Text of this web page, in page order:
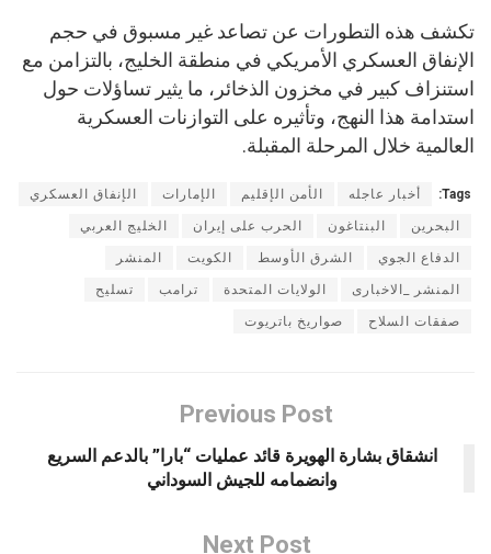
تكشف هذه التطورات عن تصاعد غير مسبوق في حجم
الإنفاق العسكري الأمريكي في منطقة الخليج، بالتزامن مع
استنزاف كبير في مخزون الذخائر، ما يثير تساؤلات حول
استدامة هذا النهج، وتأثيره على التوازنات العسكرية
العالمية خلال المرحلة المقبلة.
Tags: أخبار عاجله الأمن الإقليم الإمارات الإنفاق العسكري
البحرين البنتاغون الحرب على إيران الخليج العربي
الدفاع الجوي الشرق الأوسط الكويت المنشر
المنشر _الاخبارى الولايات المتحدة ترامب تسليح
صفقات السلاح صواريخ باتريوت
Previous Post
انشقاق بشارة الهويرة قائد عمليات “بارا” بالدعم السريع
وانضمامه للجيش السوداني
Next Post